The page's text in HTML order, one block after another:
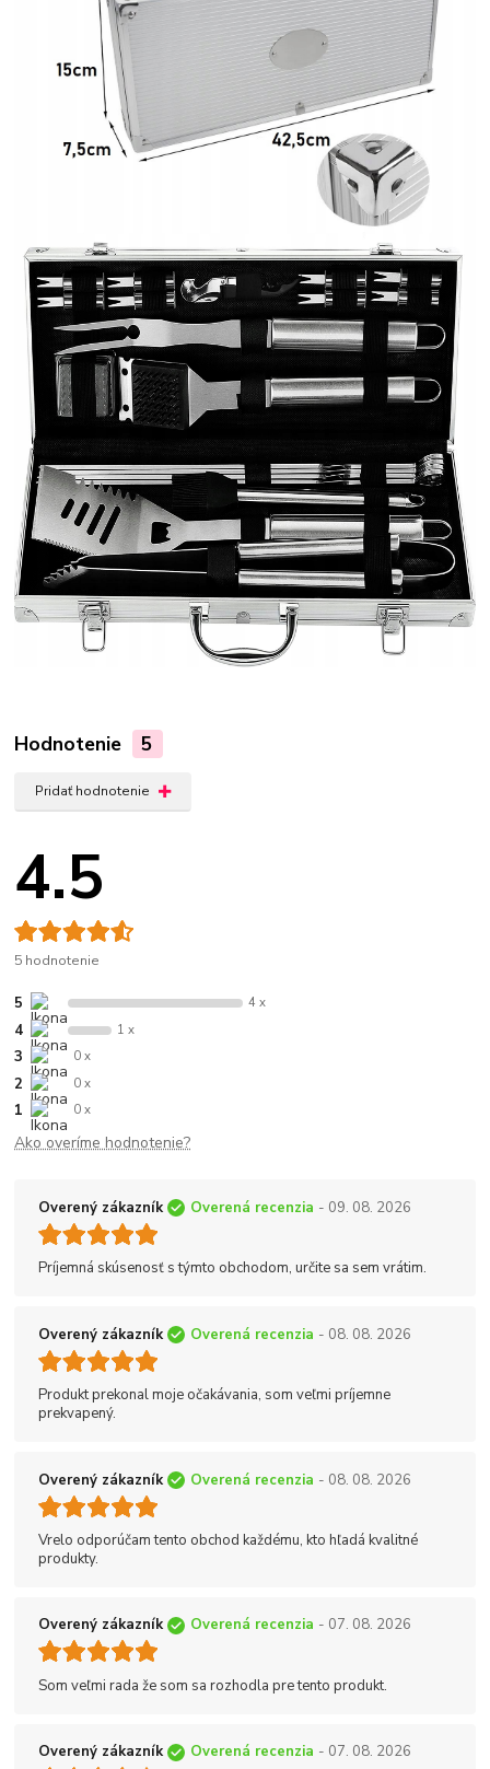
Hodnotenie 5
Pridať hodnotenie
4.5
5 hodnotenie
5 4 x
4 1 x
3 0 x
2 0 x
1 0 x
Ako overíme hodnotenie?
Overený zákazník Overená recenzia - 09. 08. 2026
Príjemná skúsenosť s týmto obchodom, určite sa sem vrátim.
Overený zákazník Overená recenzia - 08. 08. 2026
Produkt prekonal moje očakávania, som veľmi príjemne
prekvapený.
Overený zákazník Overená recenzia - 08. 08. 2026
Vrelo odporúčam tento obchod každému, kto hľadá kvalitné
produkty.
Overený zákazník Overená recenzia - 07. 08. 2026
Som veľmi rada že som sa rozhodla pre tento produkt.
Overený zákazník Overená recenzia - 07. 08. 2026